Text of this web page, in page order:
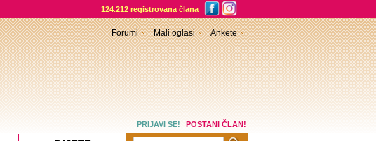
124.212 registrovana člana
Forumi Mali oglasi Ankete
PRIJAVI SE! POSTANI ČLAN!